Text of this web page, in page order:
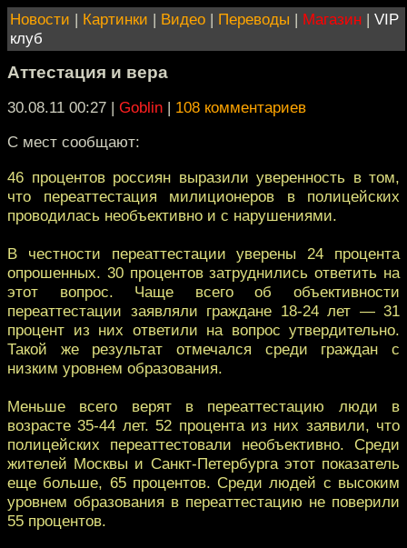
Новости | Картинки | Видео | Переводы | Магазин | VIP
клуб
Аттестация и вера
30.08.11 00:27 | Goblin | 108 комментариев
С мест сообщают:
46 процентов россиян выразили уверенность в том,
что переаттестация милиционеров в полицейских
проводилась необъективно и с нарушениями.
В честности переаттестации уверены 24 процента
опрошенных. 30 процентов затруднились ответить на
этот вопрос. Чаще всего об объективности
переаттестации заявляли граждане 18-24 лет — 31
процент из них ответили на вопрос утвердительно.
Такой же результат отмечался среди граждан с
низким уровнем образования.
Меньше всего верят в переаттестацию люди в
возрасте 35-44 лет. 52 процента из них заявили, что
полицейских переаттестовали необъективно. Среди
жителей Москвы и Санкт-Петербурга этот показатель
еще больше, 65 процентов. Среди людей с высоким
уровнем образования в переаттестацию не поверили
55 процентов.